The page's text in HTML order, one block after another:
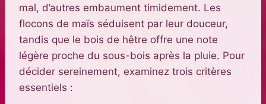
mal, d’autres embaument timidement. Les
flocons de maïs séduisent par leur douceur,
tandis que le bois de hêtre offre une note
légère proche du sous-bois après la pluie. Pour
décider sereinement, examinez trois critères
essentiels :